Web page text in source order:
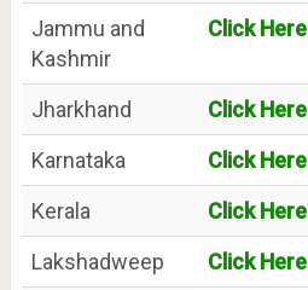
Jammu and
Kashmir
Click Here
Jharkhand
Click Here
Karnataka
Click Here
Kerala
Click Here
Lakshadweep
Click Here